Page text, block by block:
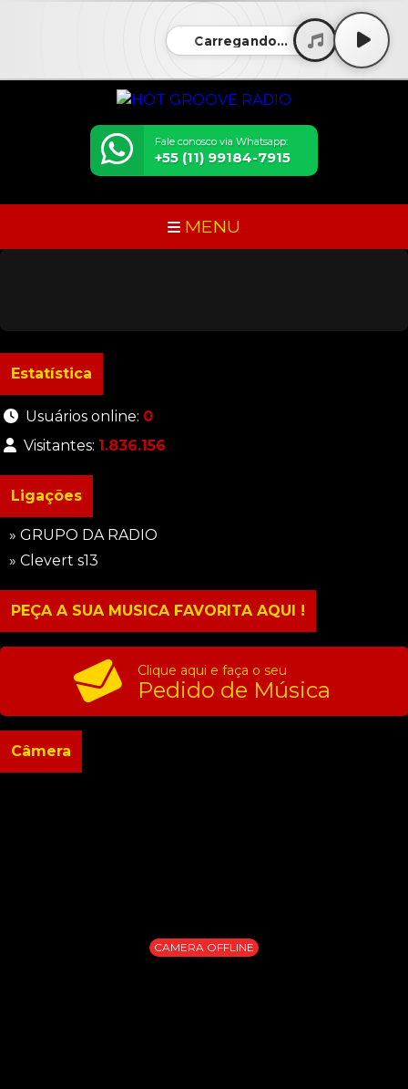
Carregando...
Fale conosco via Whatsapp:
+55 (11) 99184-7915
MENU
Estatística
Usuários online: 0
Visitantes: 1.836.156
Ligações
» GRUPO DA RADIO
» Clevert s13
PEÇA A SUA MUSICA FAVORITA AQUI !
Clique aqui e faça o seu
Pedido de Música
Câmera
CAMERA OFFLINE